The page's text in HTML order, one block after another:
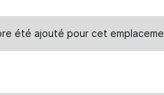
été ajouté pour cet